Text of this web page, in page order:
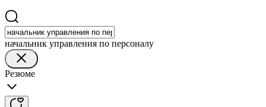
начальник управления по персоналу
Резюме